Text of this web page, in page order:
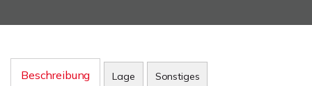
Beschreibung Lage Sonstiges